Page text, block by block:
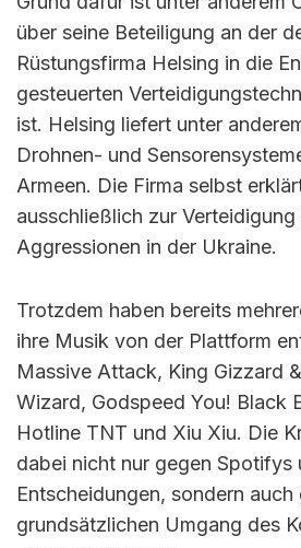
über seine Beteiligung an der
Rüstungsfirma Helsing in die
gesteuerten
ist. Helsing liefert unter
Drohnen- und
Armeen. Die Firma selbst
ausschließlich zur
Aggressionen in der Ukraine.
Trotzdem haben bereits
ihre Musik von der Plattform
Massive Attack, King Gizzard
Wizard, Godspeed You! Black
Hotline TNT und Xiu Xiu. Die
dabei nicht nur gegen Spotifys
Entscheidungen, sondern auch
grundsätzlichen Umgang des